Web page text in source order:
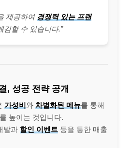
제공하여 경쟁력 있는 프랜
김할 수 있습니다.”
, 성공 전략 공개
가성비와 차별화된 메뉴를 통해
높이는 것입니다.
발과 할인 이벤트 등을 통한 매출